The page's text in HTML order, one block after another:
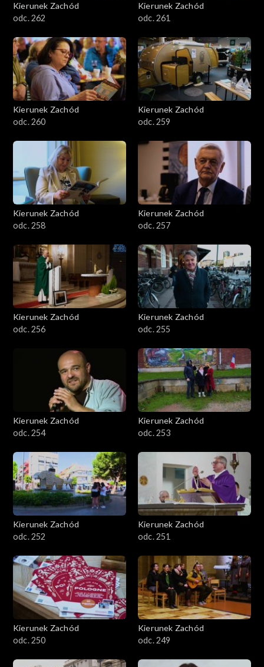
Kierunek Zachód
odc. 262
Kierunek Zachód
odc. 261
Kierunek Zachód
odc. 260
Kierunek Zachód
odc. 259
Kierunek Zachód
odc. 258
Kierunek Zachód
odc. 257
Kierunek Zachód
odc. 256
Kierunek Zachód
odc. 255
Kierunek Zachód
odc. 254
Kierunek Zachód
odc. 253
Kierunek Zachód
odc. 252
Kierunek Zachód
odc. 251
Kierunek Zachód
odc. 250
Kierunek Zachód
odc. 249